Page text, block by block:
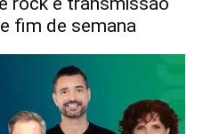
fim de semana